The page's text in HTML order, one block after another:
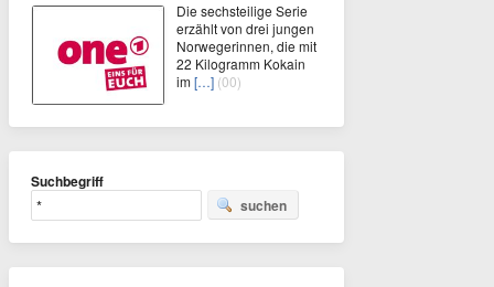
Die sechsteilige Serie
erzählt von drei jungen
Norwegerinnen, die mit
22 Kilogramm Kokain
im[…] (00)
Suchbegriff
suchen